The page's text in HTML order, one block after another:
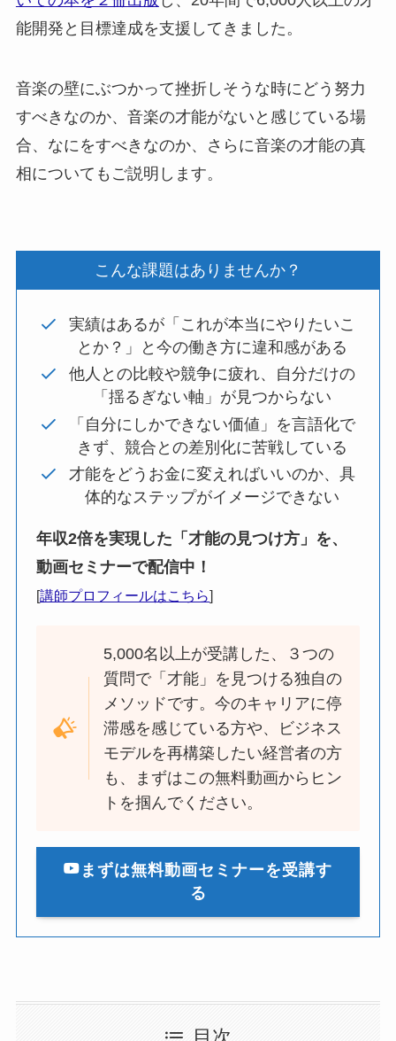
能開発と目標達成を支援してきました。
音楽の壁にぶつかって挫折しそうな時にどう努力
すべきなのか、音楽の才能がないと感じている場
合、なにをすべきなのか、さらに音楽の才能の真
相についてもご説明します。
こんな課題はありませんか？
実績はあるが「これが本当にやりたいこ
とか？」と今の働き方に違和感がある
他人との比較や競争に疲れ、自分だけの
「揺るぎない軸」が見つからない
「自分にしかできない価値」を言語化で
きず、競合との差別化に苦戦している
才能をどうお金に変えればいいのか、具
体的なステップがイメージできない
年収2倍を実現した「才能の見つけ方」を、
動画セミナーで配信中！
[講師プロフィールはこちら]
5,000名以上が受講した、３つの
質問で「才能」を見つける独自の
メソッドです。今のキャリアに停
滞感を感じている方や、ビジネス
モデルを再構築したい経営者の方
も、まずはこの無料動画からヒン
トを掴んでください。
まずは無料動画セミナーを受講す
る